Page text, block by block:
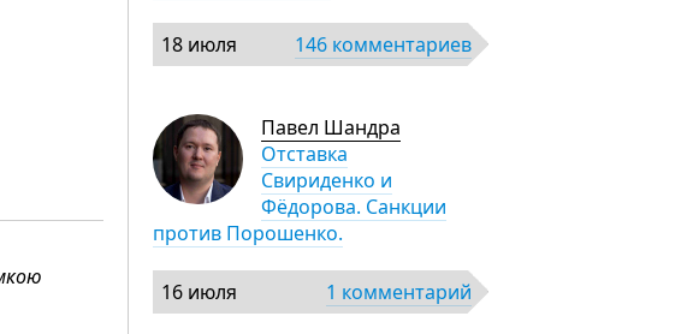
18 июля 146 комментариев
Павел Шандра
Отставка
Свириденко и
Фёдорова. Санкции
против Порошенко.
16 июля 1 комментарий